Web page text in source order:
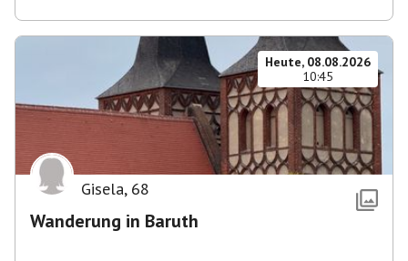
Heute, 08.08.2026
10:45
Gisela, 68
Wanderung in Baruth